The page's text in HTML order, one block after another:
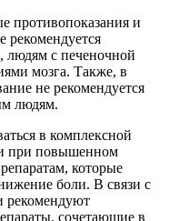
и
с печеночной
мозга. Также, в
не рекомендуется
людям.
в комплексной
при повышенном
которые
боли. В связи с
рекомендуют
сочетающие в